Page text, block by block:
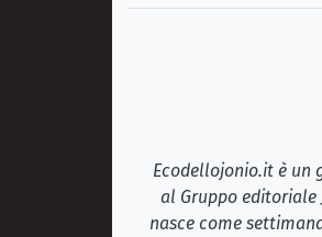
Ecodellojonio.it è un
al Gruppo editoriale
nasce come